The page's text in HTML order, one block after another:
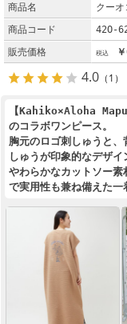
商品名
クーオ
商品コード
42O-
販売価格
4.0 （1）
【Kahiko×Aloha
のコラボワンピース。
胸元のロゴ刺しゅうと
しゅうが印象的なデザイ
やわらかなカットソー素
で実用性も兼ね備えた一